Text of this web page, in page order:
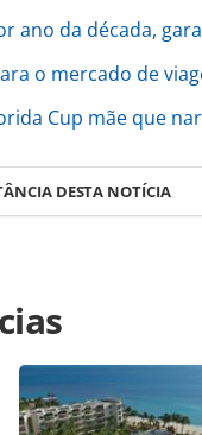
ano da década,
o mercado de
Cup mãe que
DESTA NOTÍCIA
mercado/
prejuizo-
produzido pela
autoral. Não